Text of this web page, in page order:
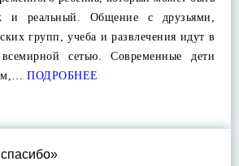
и реальный. Общение с друзьями,
групп, учеба и развлечения идут в
сетью. Современные дети
ПОДРОБНЕЕ